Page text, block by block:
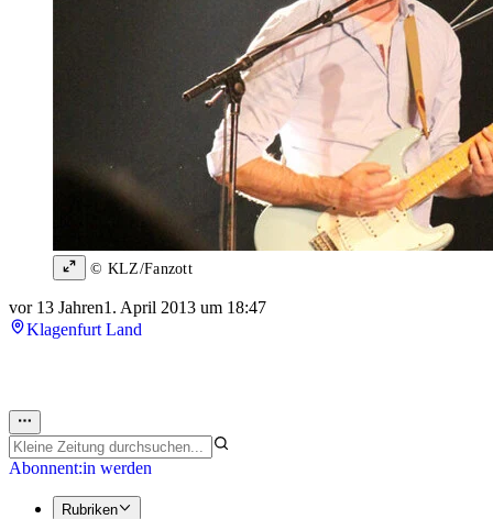
© KLZ/Fanzott
vor 13 Jahren1. April 2013 um 18:47
Klagenfurt Land
Abonnent:in werden
Rubriken